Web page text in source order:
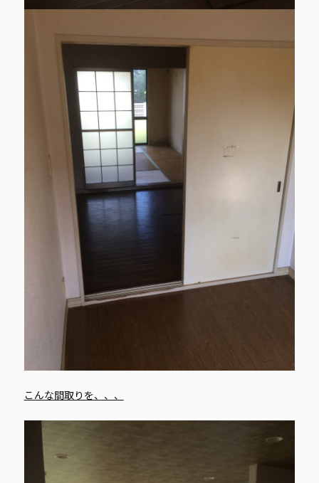
こんな間取りを、、、